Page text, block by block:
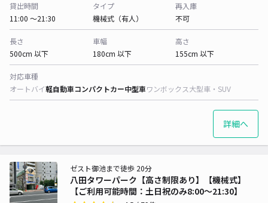
貸出時間
11:00 〜21:30
タイプ
機械式（有人）
再入庫
不可
長さ
500cm 以下
車幅
180cm 以下
高さ
155cm 以下
対応車種
オートバイ軽自動車コンパクトカー中型車ワンボックス大型車・SUV
詳細へ
八田タワーパーク【高さ制限あり】【機械式】
【ご利用可能時間：土日祝のみ8:00～21:30】
ゼスト御池まで徒歩 20分